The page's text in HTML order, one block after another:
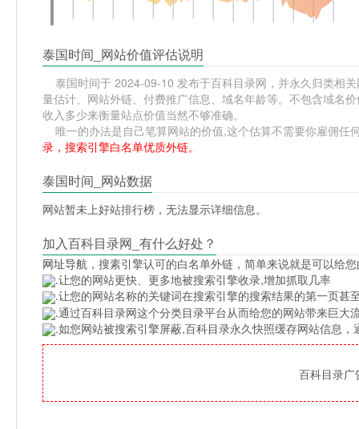
泰国时间_网站价值评估说明
泰国时间于 2024-09-10 发布于百科目录网，并永久归类相
量估计、网站外链、付费推广信息、域名年龄等。不包含域名
收入多少来衡量站点价值当然不够准确。
唯一的办法是自己笔算网站的价值,这个估算不需要你雇佣任
录，搜索引擎白名单优质外链。
泰国时间_网站数据
网站暂未上好站排行榜，无法显示详细信息。
加入百科目录网_有什么好处？
网址导航 ，搜素引擎认可的白名单外链，简单来说就是可以给
.让您的网站更快、更多地被搜索引擎收录,增加抓取几率
.让您的网站名称的关键词在搜索引擎的搜索结果的第一页甚
.通过百科目录网这个分类目录平台从而给您的网站带来巨大
.如您网站被搜索引擎屏蔽,百科目录永久快照缓存网站信息
百科目录